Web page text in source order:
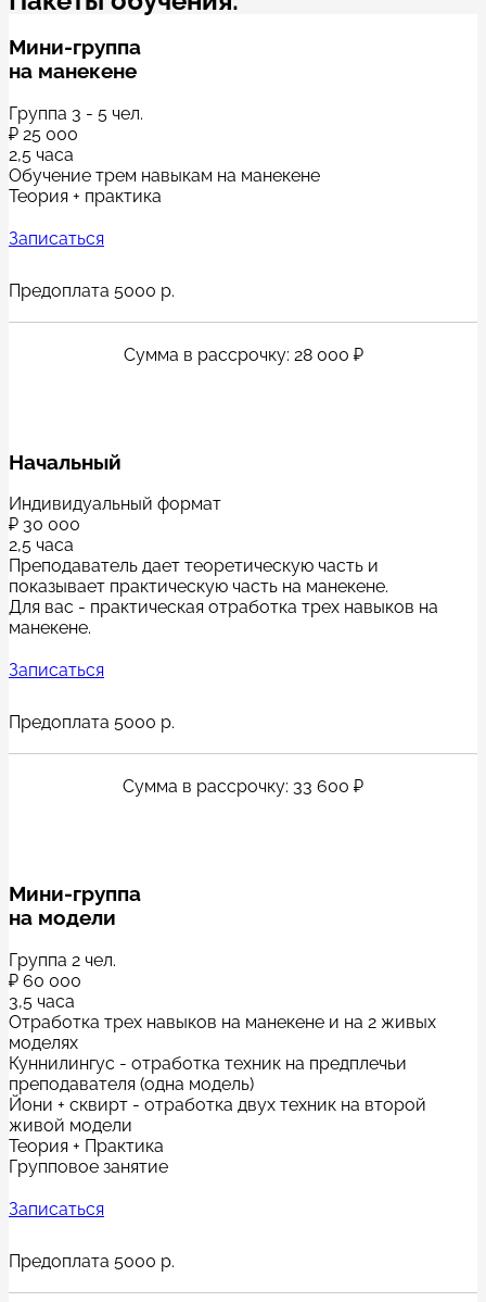
Мини-группа
на манекене
Группа 3 - 5 чел.
₽ 25 000
2,5 часа
Обучение трем навыкам на манекене
Теория + практика
Записаться
Предоплата 5000 р.
Сумма в рассрочку: 28 000 ₽
Начальный
Индивидуальный формат
₽ 30 000
2,5 часа
Преподаватель дает теоретическую часть и
показывает практическую часть на манекене.
Для вас - практическая отработка трех навыков на
манекене.
Записаться
Предоплата 5000 р.
Сумма в рассрочку: 33 600 ₽
Мини-группа
на модели
Группа 2 чел.
₽ 60 000
3,5 часа
Отработка трех навыков на манекене и на 2 живых
моделях
Куннилингус - отработка техник на предплечьи
преподавателя (одна модель)
Йони + сквирт - отработка двух техник на второй
живой модели
Теория + Практика
Групповое занятие
Записаться
Предоплата 5000 р.